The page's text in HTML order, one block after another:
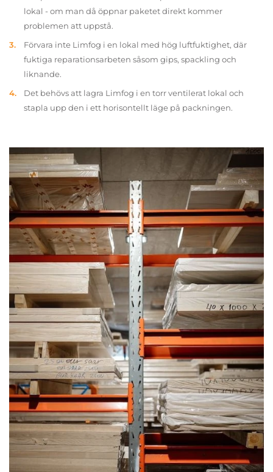
lokal - om man då öppnar paketet direkt kommer
problemen att uppstå.
Förvara inte Limfog i en lokal med hög luftfuktighet, där
fuktiga reparationsarbeten såsom gips, spackling och
liknande.
Det behövs att lagra Limfog i en torr ventilerat lokal och
stapla upp den i ett horisontellt läge på packningen.